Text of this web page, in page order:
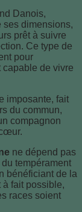
Danois,
ses dimensions,
prêt à suivre
Ce type de
pour
capable de vivre
imposante, fait
du commun,
compagnon
ne dépend pas
tempérament
bénéficiant de la
à fait possible,
races soient